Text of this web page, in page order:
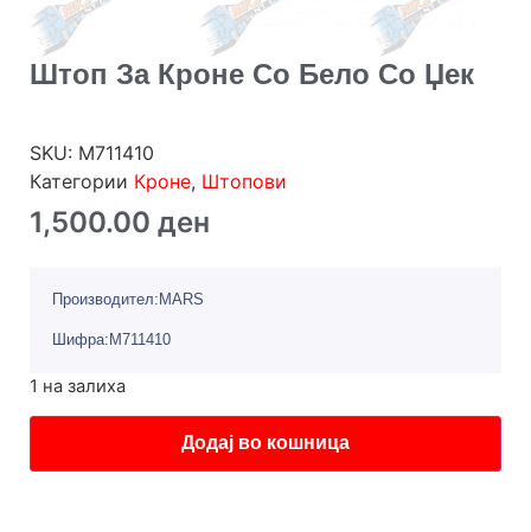
Штоп За Кроне Со Бело Со Џек
SKU: M711410
Категории Кроне, Штопови
1,500.00 ден
Производител:MARS
Шифра:M711410
1 на залиха
Додај во кошница